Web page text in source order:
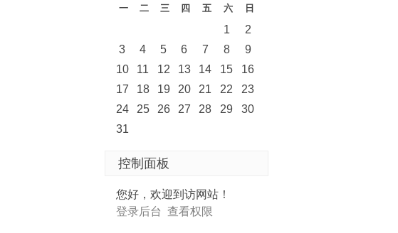
一 二 三 四 五 六 日
1
2
3
4 5 6 7 8
9
10
11 12 13 14 15
16
17
18 19 20 21 22
23
24
25 26 27 28 29
30
31
控制面板
您好，欢迎到访网站！
登录后台 查看权限